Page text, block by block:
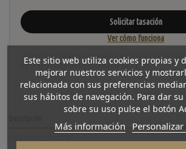
Solicitar tasación
Ver cómo funciona
La tasación está sujeta a revisión y aceptación tras recibir
No se descuenta automáticamente del carrito.
Este sitio web utiliza cookies propias y
mejorar nuestros servicios y
relacionada con sus preferencias
sus hábitos de navegación. Para dar
sobre su uso pulse el botón
Más información